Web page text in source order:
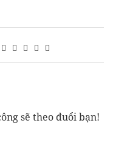
sẽ theo đuổi bạn!